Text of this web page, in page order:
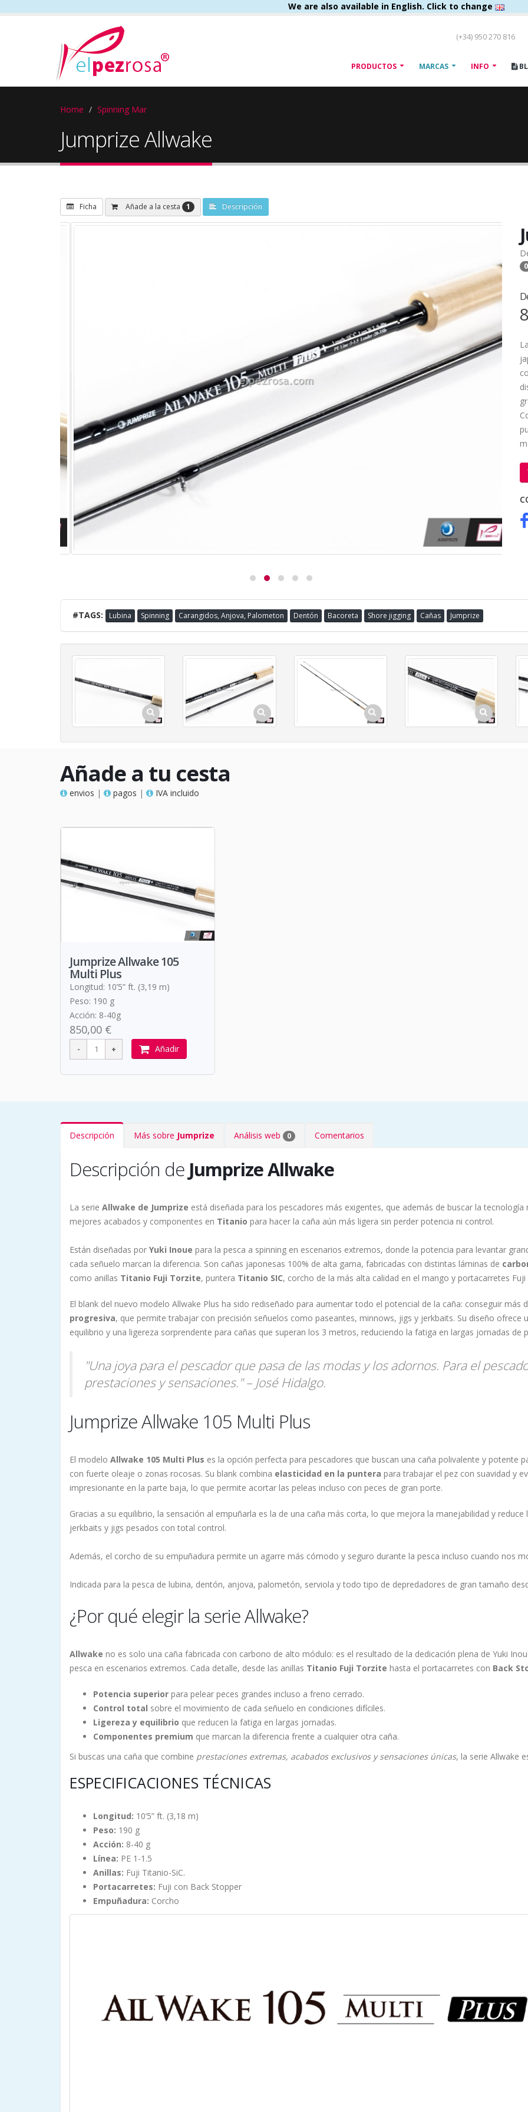
We are also available in English. Click to change
(+34) 950 270 816
PRODUCTOS MARCAS INFO
Home Spinning Mar
Jumprize Allwake
Ficha Añade a la cesta 1 Descripción
0
#TAGS: Lubina Spinning Carangidos, Anjova, Palometon Dentón Bacoreta Shore jigging Cañas Jumprize
Añade a tu cesta
envios | pagos | IVA incluido
Jumprize Allwake 105
Multi Plus
Longitud: 10’5” ft. (3,19 m)
Peso: 190 g
Acción: 8-40g
850,00 €
Añadir
Descripción Más sobre Jumprize Análisis web 0 Comentarios
Descripción de Jumprize Allwake
La serie Allwake de Jumprize está diseñada para los pescadores más exigentes, que además de buscar la
mejores acabados y componentes en Titanio para hacer la caña aún más ligera sin perder potencia ni control.
Están diseñadas por Yuki Inoue para la pesca a spinning en escenarios extremos, donde la potencia para levantar
cada señuelo marcan la diferencia. Son cañas japonesas 100% de alta gama, fabricadas con distintas láminas de
como anillas Titanio Fuji Torzite, puntera Titanio SIC, corcho de la más alta calidad en el mango y portacarretes
El blank del nuevo modelo Allwake Plus ha sido rediseñado para aumentar todo el potencial de la caña: conseguir más
progresiva, que permite trabajar con precisión señuelos como paseantes, minnows, jigs y jerkbaits. Su diseño ofrece
equilibrio y una ligereza sorprendente para cañas que superan los 3 metros, reduciendo la fatiga en largas jornadas de
"Una joya para el pescador que pasa de las modas y los adornos. Para el
prestaciones y sensaciones." – José Hidalgo.
Jumprize Allwake 105 Multi Plus
El modelo Allwake 105 Multi Plus es la opción perfecta para pescadores que buscan una caña polivalente y potente
con fuerte oleaje o zonas rocosas. Su blank combina elasticidad en la puntera para trabajar el pez con suavidad y
impresionante en la parte baja, lo que permite acortar las peleas incluso con peces de gran porte.
Gracias a su equilibrio, la sensación al empuñarla es la de una caña más corta, lo que mejora la manejabilidad y
jerkbaits y jigs pesados con total control.
Además, el corcho de su empuñadura permite un agarre más cómodo y seguro durante la pesca incluso cuando nos
Indicada para la pesca de lubina, dentón, anjova, palometón, serviola y todo tipo de depredadores de gran tamaño
¿Por qué elegir la serie Allwake?
Allwake no es solo una caña fabricada con carbono de alto módulo: es el resultado de la dedicación plena de Yuki
pesca en escenarios extremos. Cada detalle, desde las anillas Titanio Fuji Torzite hasta el portacarretes con Back
Potencia superior para pelear peces grandes incluso a freno cerrado.
Control total sobre el movimiento de cada señuelo en condiciones difíciles.
Ligereza y equilibrio que reducen la fatiga en largas jornadas.
Componentes premium que marcan la diferencia frente a cualquier otra caña.
Si buscas una caña que combine prestaciones extremas, acabados exclusivos y sensaciones únicas, la serie Allwake
ESPECIFICACIONES TÉCNICAS
Longitud: 10’5” ft. (3,18 m)
Peso: 190 g
Acción: 8-40 g
Línea: PE 1-1.5
Anillas: Fuji Titanio-SiC.
Portacarretes: Fuji con Back Stopper
Empuñadura: Corcho